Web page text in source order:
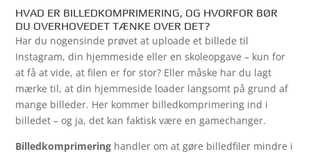
HVAD ER BILLEDKOMPRIMERING, OG HVORFOR BØR
DU OVERHOVEDET TÆNKE OVER DET?
Har du nogensinde prøvet at uploade et billede til
Instagram, din hjemmeside eller en skoleopgave – kun for
at få at vide, at filen er for stor? Eller måske har du lagt
mærke til, at din hjemmeside loader langsomt på grund af
mange billeder. Her kommer billedkomprimering ind i
billedet – og ja, det kan faktisk være en gamechanger.
Billedkomprimering handler om at gøre billedfiler mindre i